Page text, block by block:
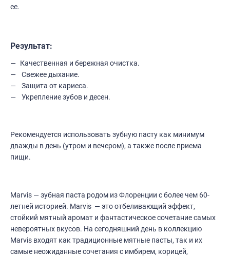
ее.
Результат:
Качественная и бережная очистка.
Свежее дыхание.
Защита от кариеса.
Укрепление зубов и десен.
Рекомендуется использовать зубную пасту как минимум
дважды в день (утром и вечером), а также после приема
пищи.
Marvis — зубная паста родом из Флоренции с более чем 60-
летней историей. Marvis — это отбеливающий эффект,
стойкий мятный аромат и фантастическое сочетание самых
невероятных вкусов. На сегодняшний день в коллекцию
Marvis входят как традиционные мятные пасты, так и их
самые неожиданные сочетания с имбирем, корицей,